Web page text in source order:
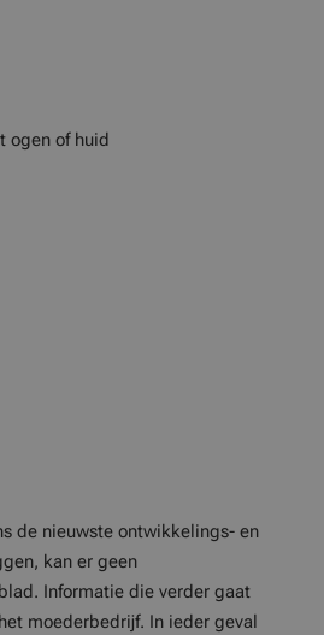
ogen of huid
de nieuwste ontwikkelings- en
kan er geen
Informatie die verder gaat
moederbedrijf. In ieder geval